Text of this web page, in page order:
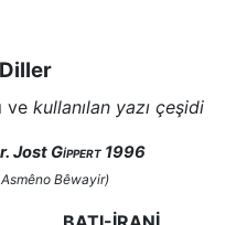
ve kullanılan yazı çeşidi
Jost Gippert 1996
Bêwayir)